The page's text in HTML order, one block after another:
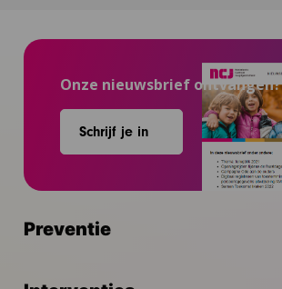
Onze nieuwsbrief ontvangen?
Schrijf je in
Preventie